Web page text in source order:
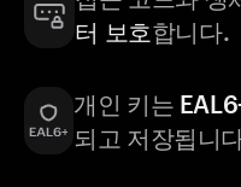
터 보호합니다.
개인 키는
되고 저장됩니